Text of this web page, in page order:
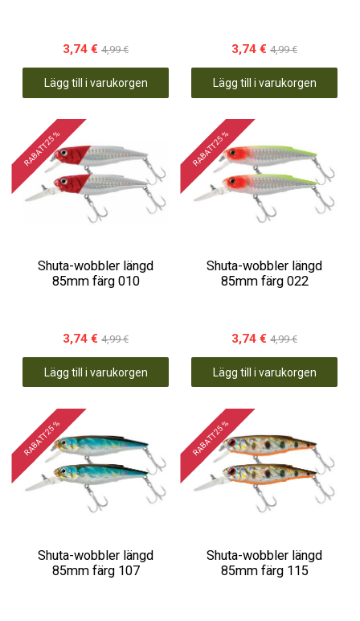
3,74 € 4,99 €
Lägg till i varukorgen
3,74 € 4,99 €
Lägg till i varukorgen
RABATT 25 %
Shuta-wobbler längd
85mm färg 010
3,74 € 4,99 €
Lägg till i varukorgen
RABATT 25 %
Shuta-wobbler längd
85mm färg 022
3,74 € 4,99 €
Lägg till i varukorgen
RABATT 25 %
Shuta-wobbler längd
85mm färg 107
RABATT 25 %
Shuta-wobbler längd
85mm färg 115